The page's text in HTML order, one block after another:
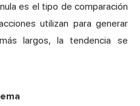
es el tipo de comparación
utilizan para generar
largos, la tendencia se